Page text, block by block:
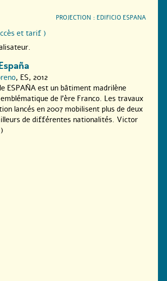
PROJECTION : EDIFICIO ESPANA
et tarif )
, ES, 2012
ESPAÑA est un bâtiment madrilène
de l’ère Franco. Les travaux
lancés en 2007 mobilisent plus de deux
de différentes nationalités. Victor